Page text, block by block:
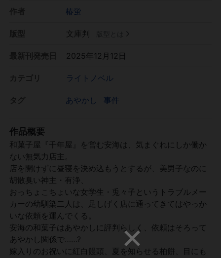
椿蛍
文庫判
2025年12月12日
ライトノベル
あやかし 事件
作品概要
和菓子屋『千年屋』を営む安海は、気まぐれにしか働か
ない無気力店主。
店を開けずに昼寝を決め込もうとするが、美男子なのに
胡散臭い神主・有浄、
おっちょこちょいな女学生・兎々子というトラブルメー
カーの幼馴染二人は、足しげく店に通ってきてはやっか
いな依頼を運んでくる。
安海の和菓子はあやかしに評判らしく、依頼はそろって
あやかし関係で……?
嫁入りのお祝いに紅白饅頭、夏を知らせる柏餅、目にも